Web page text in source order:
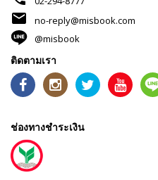
mail
no-reply@misbook.com
@misbook
ติดตามเรา
ช่องทางชำระเงิน